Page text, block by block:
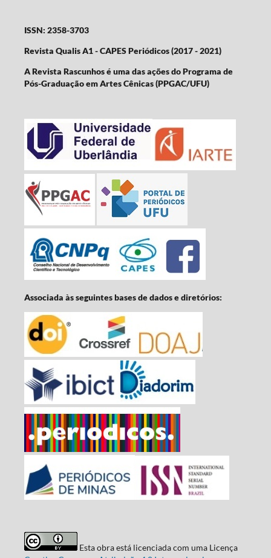
ISSN: 2358-3703
Revista Qualis A1 - CAPES Periódicos (2017 - 2021)
A Revista Rascunhos é uma das ações do Programa de
Pós-Graduação em Artes Cênicas (PPGAC/UFU)
Associada às seguintes bases de dados e diretórios:
Esta obra está licenciada com uma Licença